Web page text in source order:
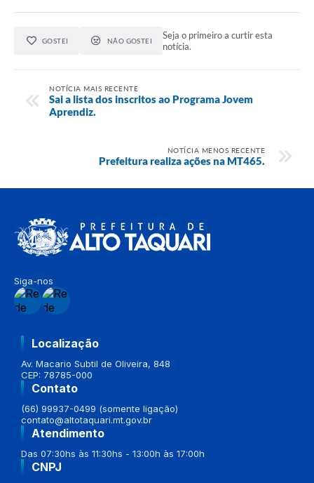
GOSTEI NÃO GOSTEI
Seja o primeiro a curtir esta
notícia.
NOTÍCIA MAIS RECENTE
Sai a lista dos inscritos ao Programa Jovem
Aprendiz.
NOTÍCIA MENOS RECENTE
Prefeitura realiza ações na MT465.
Siga-nos
Localização
Av. Macario Subtil de Oliveira, 848
CEP: 78785-000
Contato
(66) 99937-0499 (somente ligação)
contato@altotaquari.mt.gov.br
Atendimento
Das 07:30hs às 11:30hs - 13:00h às 17:00h
CNPJ